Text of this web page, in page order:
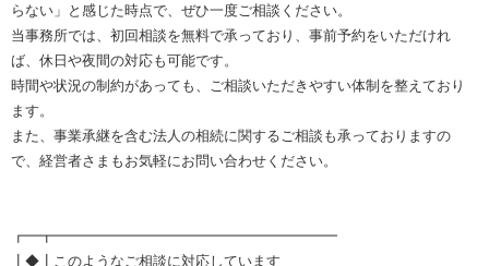
らない」と感じた時点で、ぜひ一度ご相談ください。
当事務所では、初回相談を無料で承っており、事前予約をいただけれ
ば、休日や夜間の対応も可能です。
時間や状況の制約があっても、ご相談いただきやすい体制を整えており
ます。
また、事業承継を含む法人の相続に関するご相談も承っておりますの
で、経営者さまもお気軽にお問い合わせください。
┏━┳━━━━━━━━━━━━━━━━━━━━
┃◆┃このようなご相談に対応しています